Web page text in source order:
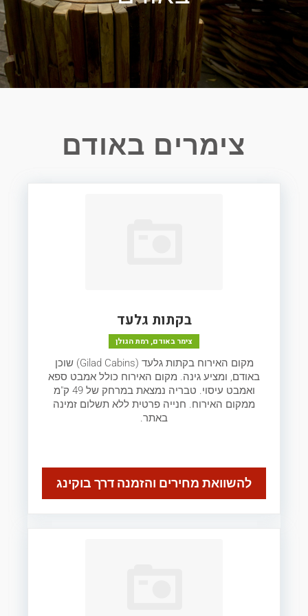
צימרים באודם
בקתות גלעד
צימר באודם, רמת הגולן
מקום האירוח בקתות גלעד (Gilad Cabins) שוכן
באודם, ומציע גינה. מקום האירוח כולל אמבט ספא
ואמבט עיסוי. טבריה נמצאת במרחק של 49 ק"מ
ממקום האירוח. חנייה פרטית ללא תשלום זמינה
באתר.
להשוואת מחירים והזמנה דרך בוקינג